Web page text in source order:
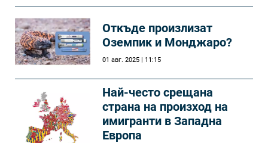
Откъде произлизат
Оземпик и Монджаро?
01 авг. 2025 | 11:15
Най-често срещана
страна на произход на
имигранти в Западна
Европа